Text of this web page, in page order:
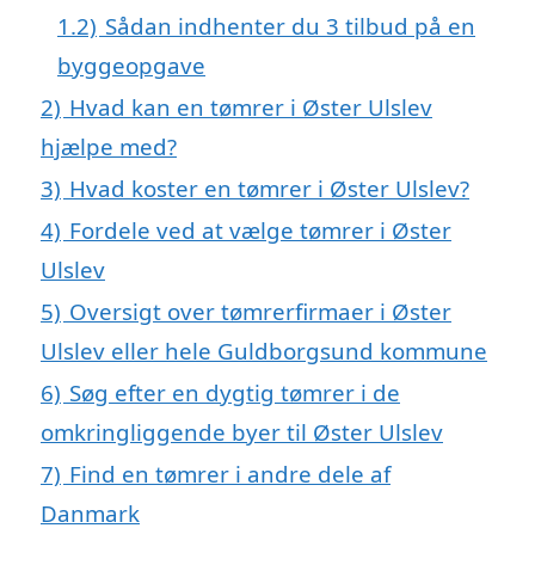
1.2) Sådan indhenter du 3 tilbud på en
byggeopgave
2) Hvad kan en tømrer i Øster Ulslev
hjælpe med?
3) Hvad koster en tømrer i Øster Ulslev?
4) Fordele ved at vælge tømrer i Øster
Ulslev
5) Oversigt over tømrerfirmaer i Øster
Ulslev eller hele Guldborgsund kommune
6) Søg efter en dygtig tømrer i de
omkringliggende byer til Øster Ulslev
7) Find en tømrer i andre dele af
Danmark